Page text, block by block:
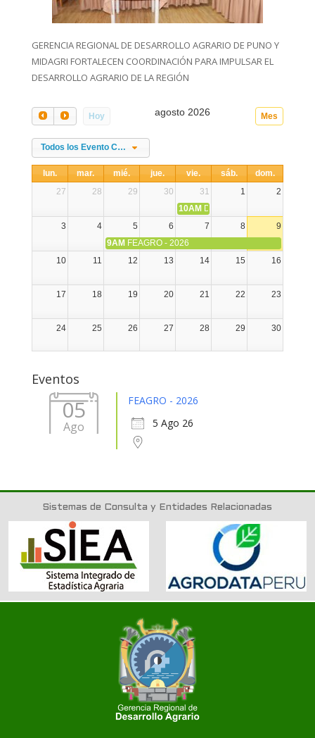
GERENCIA REGIONAL DE DESARROLLO AGRARIO DE PUNO Y
MIDAGRI FORTALECEN COORDINACIÓN PARA IMPULSAR EL
DESARROLLO AGRARIO DE LA REGIÓN
Hoy Mes
agosto 2026
Todos los Evento Categories
lun. mar. mié. jue. vie. sáb.
dom.
27
28 29 30 31 1
2
10AM DIA NACIONAL DE LA
3
4 5 6 7 8
9
9AM FEAGRO - 2026
10
11 12 13 14 15 16
17 18 19 20 21 22 23
24 25 26 27 28 29 30
Eventos
05
Ago
FEAGRO - 2026
5 Ago 26
Sistemas de Consulta y Entidades Relacionadas